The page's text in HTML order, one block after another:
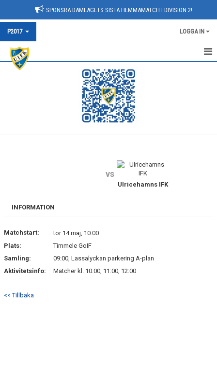
SPONSRA DAMLAGETS SISTA HEMMAMATCH I DIVISION 2!
P2017 LOGGA IN
HEM
KONTAKT
vs
Ulricehamns IFK
INFORMATION
Matchstart:
tor 14 maj, 10:00
Plats:
Timmele GoIF
Samling:
09:00, Lassalyckan parkering A-plan
Aktivitetsinfo:
Matcher kl. 10:00, 11:00, 12:00
<< Tillbaka